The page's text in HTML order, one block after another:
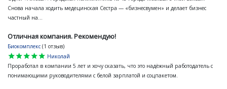
Снова начала ходить медецинская Сестра — «бизнесвумен» и делает бизнес
частный на...
Отличная компания. Рекомендую!
Биокомплекс (1 отзыв)
star
star
star
star
star
Николай
Проработал в компании 5 лет и хочу сказать, что это надёжный работодатель с
понимающими руководителями с белой зарплатой и соцпакетом.